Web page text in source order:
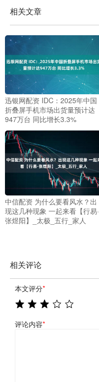
相关文章
迅银网配资 IDC：2025年中国
折叠屏手机市场出货量预计达
947万台 同比增长3.3%
中信配资 为什么要看风水？出
现这几种现象 一起来看【行易·
张煜阳】_太极_五行_家人
相关评论
本文评分*
评论内容*